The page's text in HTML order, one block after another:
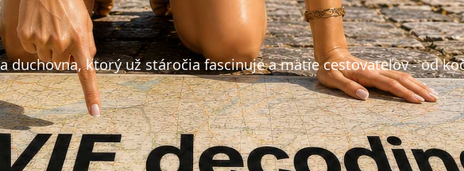
ktorý už stáročia fascinuje a mätie cestovateľov - od